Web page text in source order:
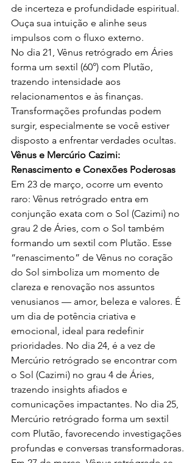
de incerteza e profundidade espiritual.
Ouça sua intuição e alinhe seus
impulsos com o fluxo externo.
No dia 21, Vênus retrógrado em Áries
forma um sextil (60°) com Plutão,
trazendo intensidade aos
relacionamentos e às finanças.
Transformações profundas podem
surgir, especialmente se você estiver
disposto a enfrentar verdades ocultas.
Vênus e Mercúrio Cazimi:
Renascimento e Conexões Poderosas
Em 23 de março, ocorre um evento
raro: Vênus retrógrado entra em
conjunção exata com o Sol (Cazimi) no
grau 2 de Áries, com o Sol também
formando um sextil com Plutão. Esse
“renascimento” de Vênus no coração
do Sol simboliza um momento de
clareza e renovação nos assuntos
venusianos — amor, beleza e valores. É
um dia de potência criativa e
emocional, ideal para redefinir
prioridades. No dia 24, é a vez de
Mercúrio retrógrado se encontrar com
o Sol (Cazimi) no grau 4 de Áries,
trazendo insights afiados e
comunicações impactantes. No dia 25,
Mercúrio retrógrado forma um sextil
com Plutão, favorecendo investigações
profundas e conversas transformadoras.